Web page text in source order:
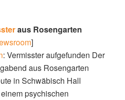
aus Rosengarten
]
: Vermisster aufgefunden Der
aus Rosengarten
in Schwäbisch Hall
psychischen